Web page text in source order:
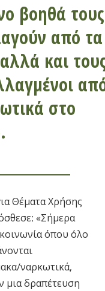
βοηθά τους
από τα
και
στο
Θέματα Χρήσης
«Σήμερα
όπου όλο
ναρκωτικά,
μια δραπέτευση